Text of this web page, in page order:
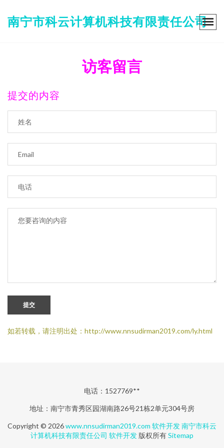
南宁市科云计算机科技有限责任公司
访客留言
提交的内容
提交
如若转载，请注明出处：http://www.nnsudirman2019.com/ly.html
电话：1527769**
地址：南宁市青秀区园湖南路26号21栋2单元304号房
Copyright © 2026www.nnsudirman2019.com 软件开发南宁市科云
计算机科技有限责任公司 软件开发 版权所有Sitemap